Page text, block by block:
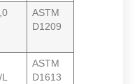
ASTM
D1209
L
ASTM
D1613